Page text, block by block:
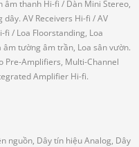
âm thanh Hi-fi / Dàn Mini Stereo,
dây. AV Receivers Hi-fi / AV
fi / Loa Floorstanding, Loa
âm tường âm trần, Loa sân vườn.
Pre-Amplifiers, Multi-Channel
Amplifier Hi-fi.
nguồn, Dây tín hiệu Analog, Dây